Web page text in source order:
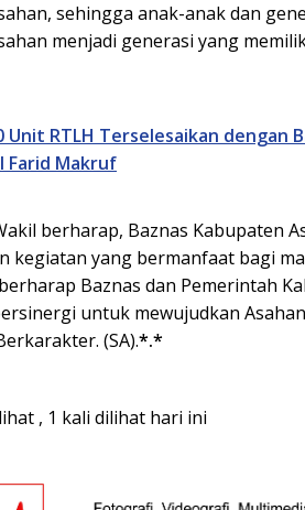
sehingga anak-anak dan
menjadi generasi yang
Unit RTLH Terselesaikan dengan
Farid Makruf
berharap, Baznas Kabupaten
kegiatan yang bermanfaat bagi
Baznas dan Pemerintah
untuk mewujudkan
(SA).*.*
, 1 kali dilihat hari ini